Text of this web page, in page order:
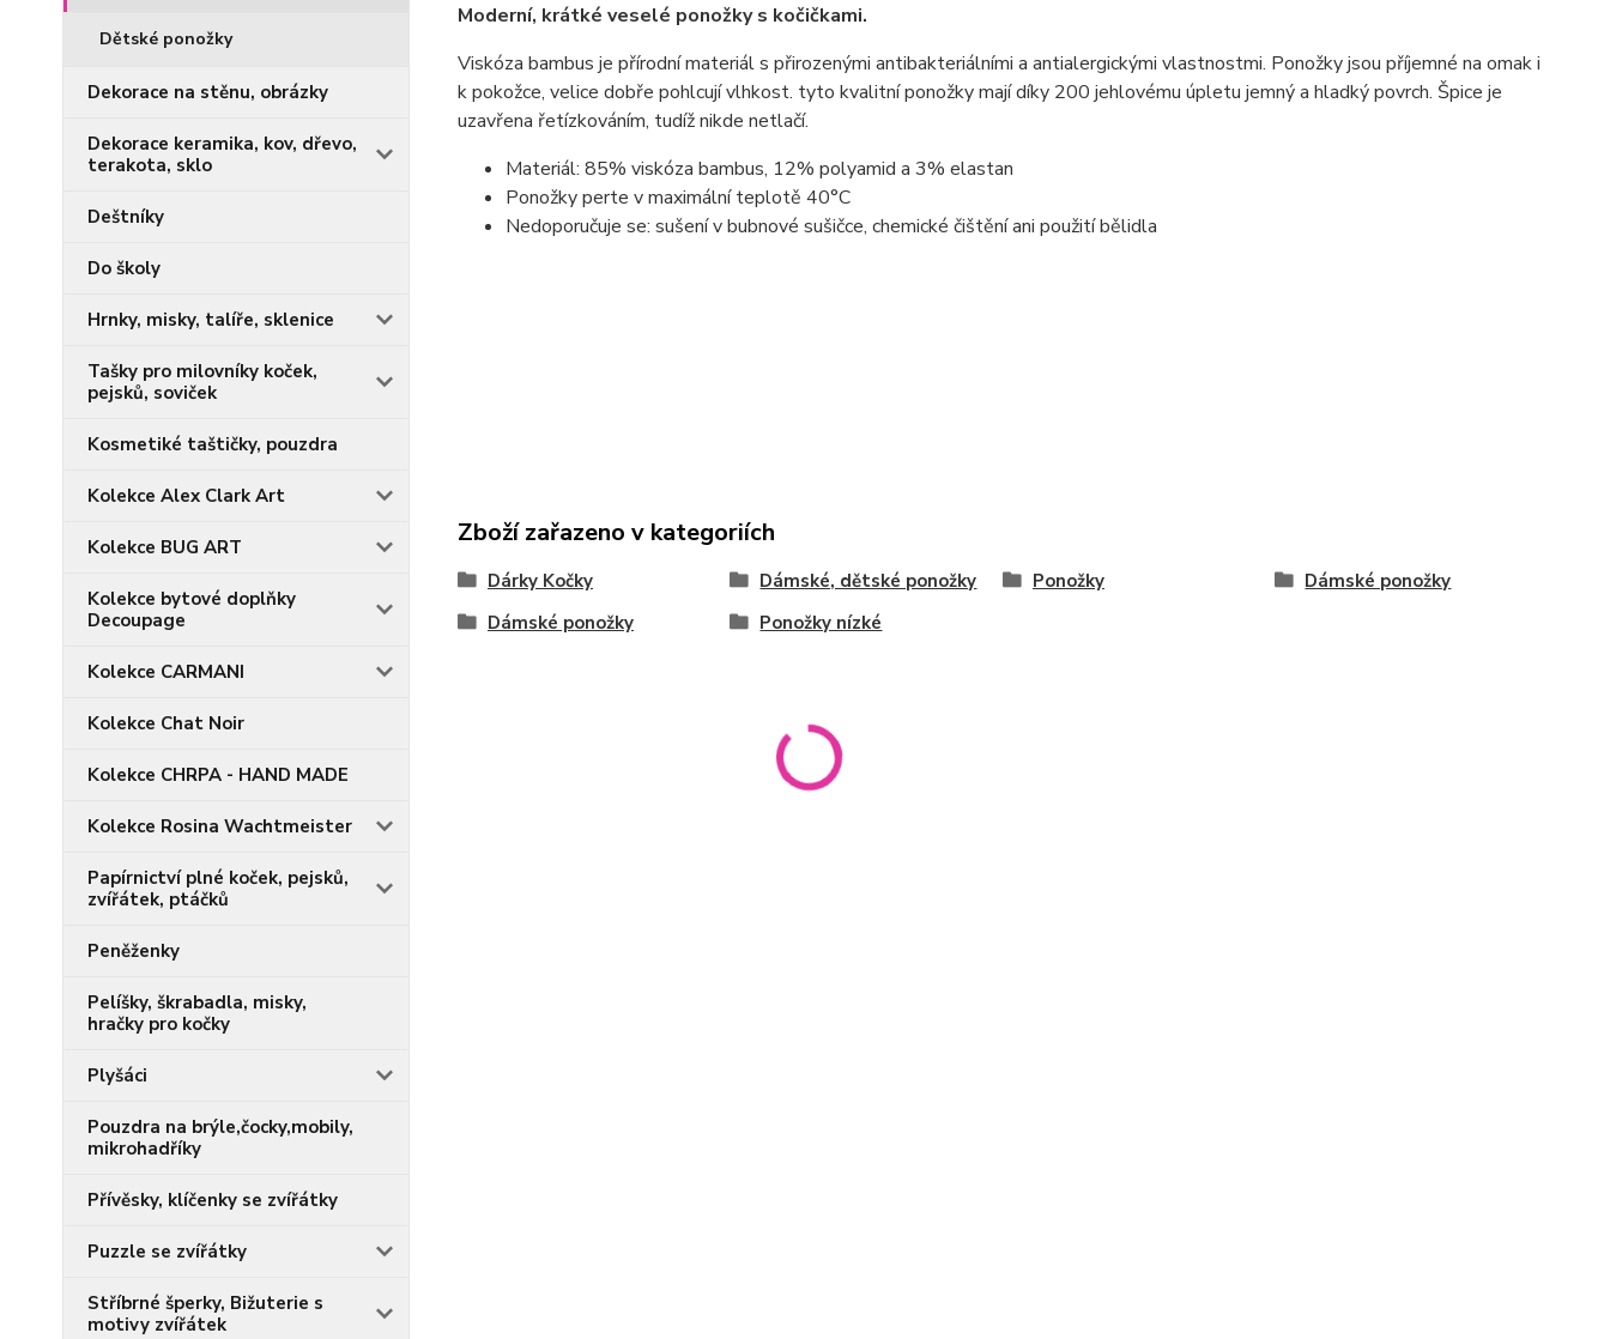
Dětské ponožky
Dekorace na stěnu, obrázky
Dekorace keramika, kov, dřevo,
terakota, sklo
Deštníky
Do školy
Hrnky, misky, talíře, sklenice
Tašky pro milovníky koček,
pejsků, soviček
Kosmetiké taštičky, pouzdra
Kolekce Alex Clark Art
Kolekce BUG ART
Kolekce bytové doplňky
Decoupage
Kolekce CARMANI
Kolekce Chat Noir
Kolekce CHRPA - HAND MADE
Kolekce Rosina Wachtmeister
Papírnictví plné koček, pejsků,
zvířátek, ptáčků
Peněženky
Pelíšky, škrabadla, misky,
hračky pro kočky
Plyšáci
Pouzdra na brýle,čocky,mobily,
mikrohadříky
Přívěsky, klíčenky se zvířátky
Puzzle se zvířátky
Stříbrné šperky, Bižuterie s
motivy zvířátek
Moderní, krátké veselé ponožky s kočičkami.
Viskóza bambus je přírodní materiál s přirozenými antibakteriálními a antialergickými vlastnostmi. Ponožky jsou příjemné na omak i
k pokožce, velice dobře pohlcují vlhkost. tyto kvalitní ponožky mají díky 200 jehlovému úpletu jemný a hladký povrch. Špice je
uzavřena řetízkováním, tudíž nikde netlačí.
Materiál: 85% viskóza bambus, 12% polyamid a 3% elastan
Ponožky perte v maximální teplotě 40°C
Nedoporučuje se: sušení v bubnové sušičce, chemické čištění ani použití bělidla
Zboží zařazeno v kategoriích
Dárky Kočky Dámské, dětské ponožky Ponožky
Dámské ponožky
Dámské ponožky
Ponožky nízké